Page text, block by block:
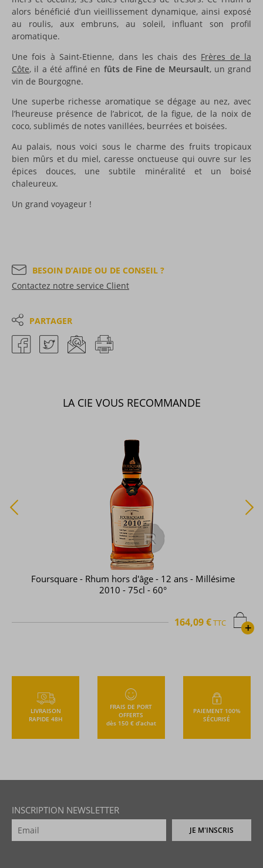
alors bénéficié d’un vieillissement dynamique, ainsi exposé
au roulis, aux embruns, au soleil, influant son profil
aromatique.
Une fois à Saint-Etienne, dans les chais des Frères de la
Côte, il a été affiné en fûts de Fine de Meursault, un grand
vin de Bourgogne.
Une superbe richesse aromatique se dégage au nez, avec
l’heureuse présence de l’abricot, de la figue, de la noix de
coco, sublimés de notes vanillées, beurrées et boisées.
Au palais, nous voici sous le charme des fruits tropicaux
bien mûrs et du miel, caresse onctueuse qui ouvre sur les
épices douces, une subtile minéralité et un boisé
chaleureux.
Un grand voyageur !
BESOIN D’AIDE OU DE CONSEIL ?
Contactez notre service Client
PARTAGER
LA CIE VOUS RECOMMANDE
Foursquare - Rhum hors d'âge - 12 ans - Millésime
2010 - 75cl - 60°
+
164,09 €TTC
LIVRAISON
RAPIDE 48H
FRAIS DE PORT
OFFERTS
dès 150 € d’achat
PAIEMENT 100%
SÉCURISÉ
INSCRIPTION NEWSLETTER
JE M'INSCRIS